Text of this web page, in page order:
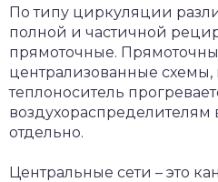
По типу циркуляции
полной и частичной
прямоточные.
централизованные схемы,
теплоноситель
отдельно.
Центральные сети – это